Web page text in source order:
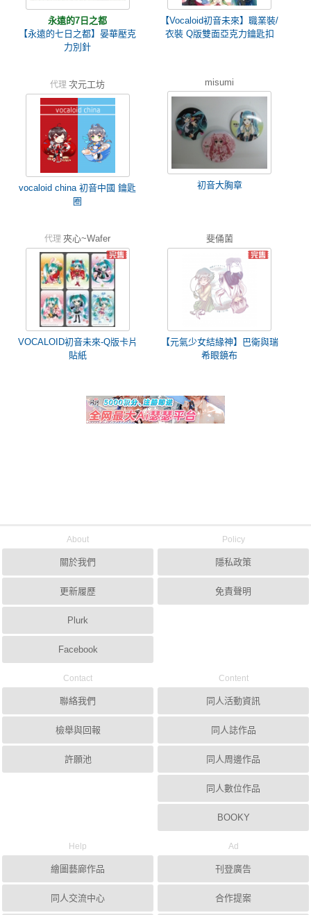
永遠的7日之都
【永遠的七日之都】晏華壓克
力別針
【Vocaloid初音未來】職業裝/
衣裝 Q版雙面亞克力鑰匙扣
代理 次元工坊
vocaloid china 初音中國 鑰匙
圈
misumi
初音大胸章
代理 夾心~Wafer
VOCALOID初音未來-Q版卡片
貼紙
斐俑菌
【元氣少女結緣神】巴衛與瑞
希眼鏡布
About
關於我們
更新履歷
Plurk
Facebook
Policy
隱私政策
免責聲明
Contact
聯絡我們
檢舉與回報
許願池
Content
同人活動資訊
同人誌作品
同人周邊作品
同人數位作品
BOOKY
Help
繪圖藝廊作品
同人交流中心
Ad
刊登廣告
合作提案